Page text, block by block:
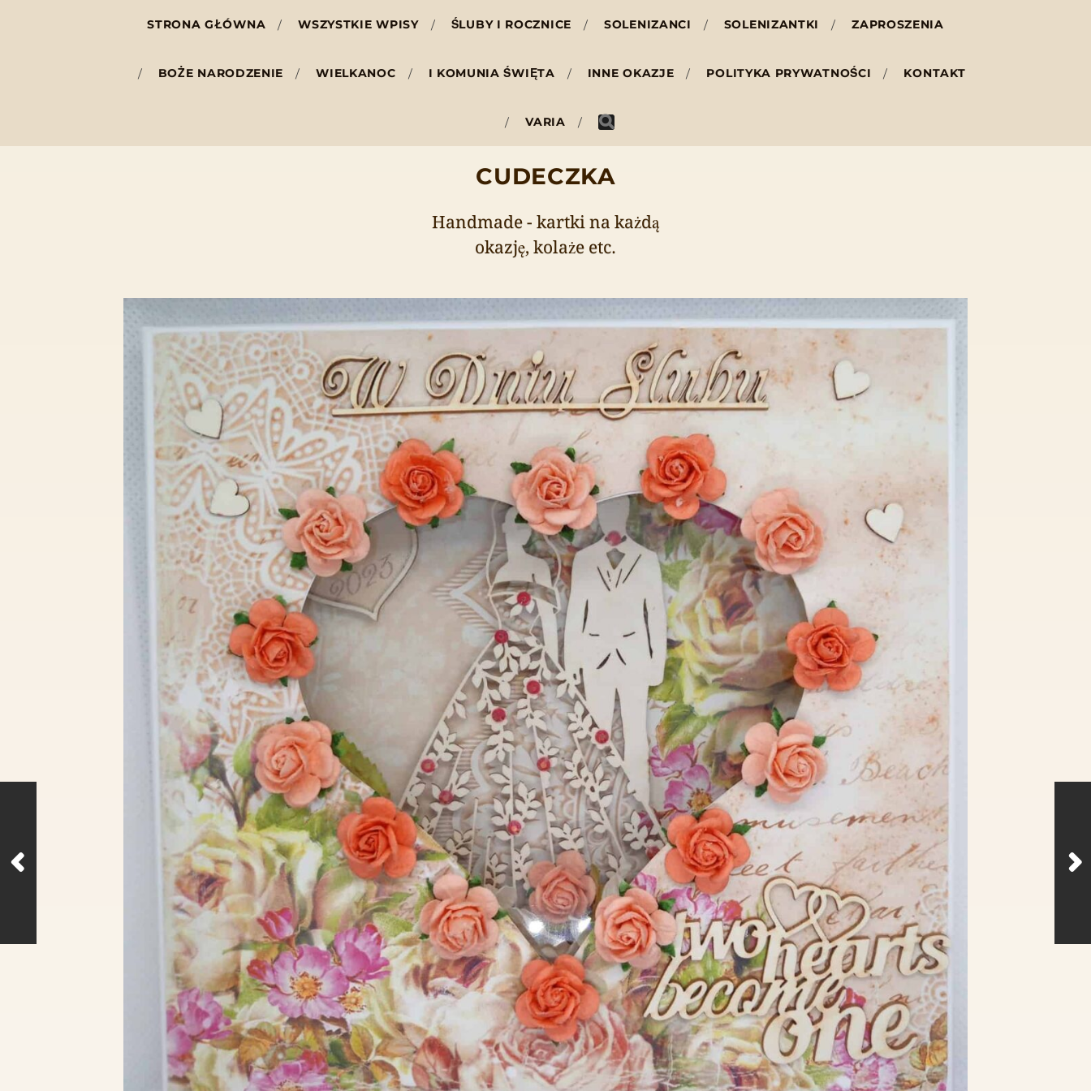
STRONA GŁÓWNA WSZYSTKIE WPISY ŚLUBY I ROCZNICE SOLENIZANCI SOLENIZANTKI ZAPROSZENIA
BOŻE NARODZENIE WIELKANOC I KOMUNIA ŚWIĘTA INNE OKAZJE POLITYKA PRYWATNOŚCI KONTAKT
VARIA
CUDECZKA
Handmade - kartki na każdą
okazję, kolaże etc.